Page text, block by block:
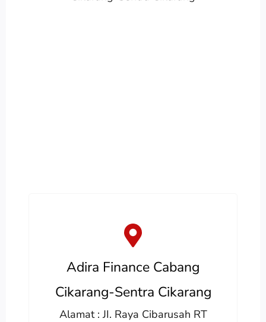
Adira Finance Cabang
Cikarang-Sentra Cikarang
Alamat : JI. Raya Cibarusah RT